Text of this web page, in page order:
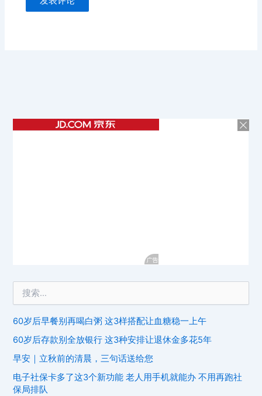
60岁后早餐别再喝白粥 这3样搭配让血糖稳一上午
60岁后存款别全放银行 这3种安排让退休金多花5年
早安｜立秋前的清晨，三句话送给您
电子社保卡多了这3个新功能 老人用手机就能办 不用再跑社
保局排队